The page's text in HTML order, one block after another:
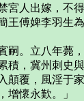
人出嫁，
傅婢李羽生
。立八年薨，
，冀州刺
覆，風淫于
增懷永歎。」